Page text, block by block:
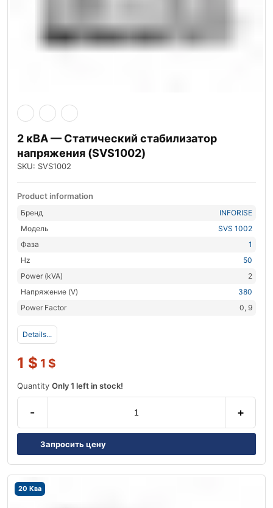
2 кВА — Статический стабилизатор
напряжения (SVS1002)
SKU: SVS1002
Product information
Бренд
INFORISE
Модель
SVS 1002
Фаза
1
Hz
50
Power (kVA)
2
Напряжение (V)
380
Power Factor
0, 9
Details...
1 $ 1 $
Quantity Only 1 left in stock!
- +
Запросить цену
20 Ква